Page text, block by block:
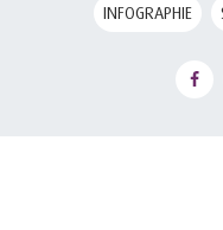
INFOGRAPHIE